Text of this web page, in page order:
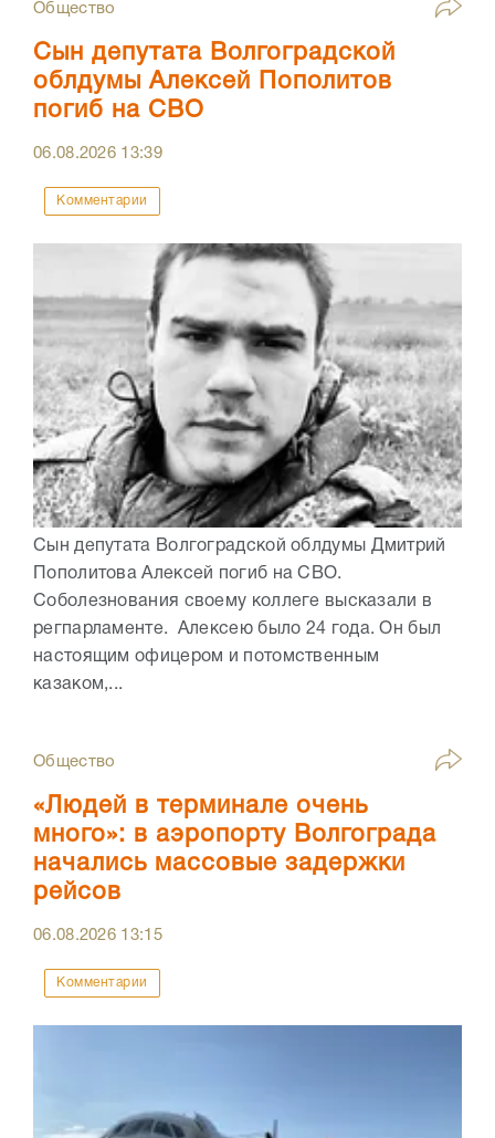
Общество
Сын депутата Волгоградской
облдумы Алексей Пополитов
погиб на СВО
06.08.2026 13:39
Комментарии
Сын депутата Волгоградской облдумы Дмитрий
Пополитова Алексей погиб на СВО.
Соболезнования своему коллеге высказали в
регпарламенте. Алексею было 24 года. Он был
настоящим офицером и потомственным
казаком,...
Общество
«Людей в терминале очень
много»: в аэропорту Волгограда
начались массовые задержки
рейсов
06.08.2026 13:15
Комментарии